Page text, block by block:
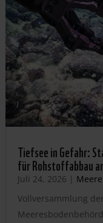
Tiefsee in Gefahr:
für Rohstoffabbau
Juli 24, 2026 | Meere
Vollversammlung